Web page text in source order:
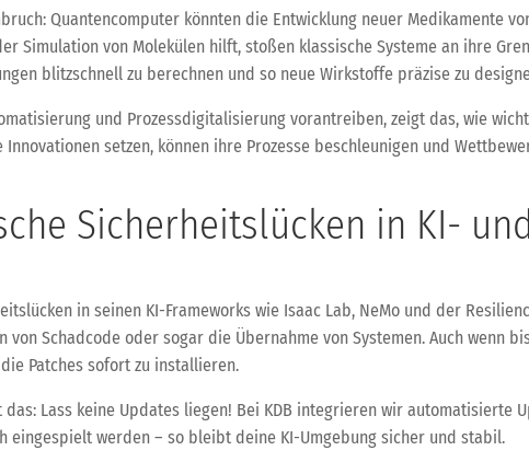
Quantencomputer könnten die Entwicklung neuer Medikamente
Simulation von Molekülen hilft, stoßen klassische Systeme an ihre
blitzschnell zu berechnen und so neue Wirkstoffe präzise zu
und Prozessdigitalisierung vorantreiben, zeigt das, wie
setzen, können ihre Prozesse beschleunigen und
Sicherheitslücken in KI-
in seinen KI-Frameworks wie Isaac Lab, NeMo und der
von Schadcode oder sogar die Übernahme von Systemen. Auch wenn
Patches sofort zu installieren.
Lass keine Updates liegen! Bei KDB integrieren wir automatisierte
eingespielt werden – so bleibt deine KI-Umgebung sicher und stabil.